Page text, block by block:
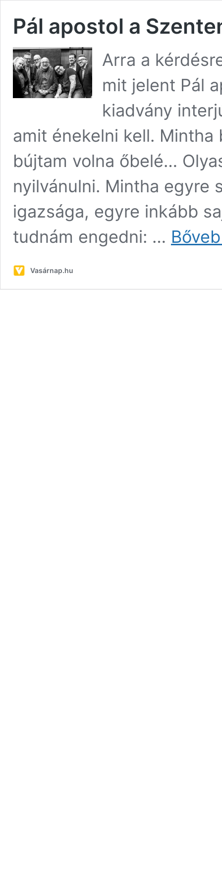
Pál apostol a
Arra a
mit jelent Pál
kiadvány
amit énekelni kell.
bújtam volna őbelé…
nyilvánulni. Mintha egyre
igazsága, egyre inkább
tudnám engedni: …
Vasárnap.hu